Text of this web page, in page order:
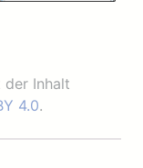
der Inhalt
4.0.